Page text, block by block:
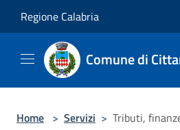
Regione Calabria
Comune di
Home > Servizi > Tributi,